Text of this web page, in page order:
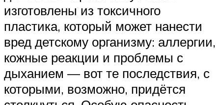
изготовлены из токсичного
пластика, который может нанести
вред детскому организму: аллергии,
кожные реакции и проблемы с
дыханием — вот те последствия, с
которыми, возможно, придётся